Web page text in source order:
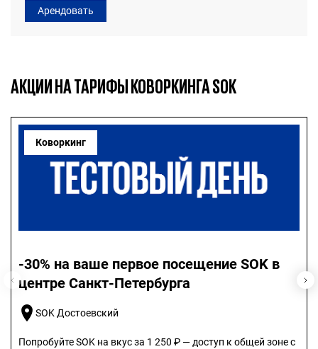
Арендовать
АКЦИИ НА ТАРИФЫ КОВОРКИНГА SOK
Коворкинг
-30% на ваше первое посещение SOK в
центре Санкт-Петербурга
SOK Достоевский
Попробуйте SOK на вкус за 1 250 ₽ — доступ к общей зоне с